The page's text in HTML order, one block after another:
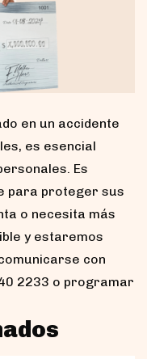
en un accidente
es esencial
Es
para proteger sus
o necesita más
y estaremos
con
2233 o programar